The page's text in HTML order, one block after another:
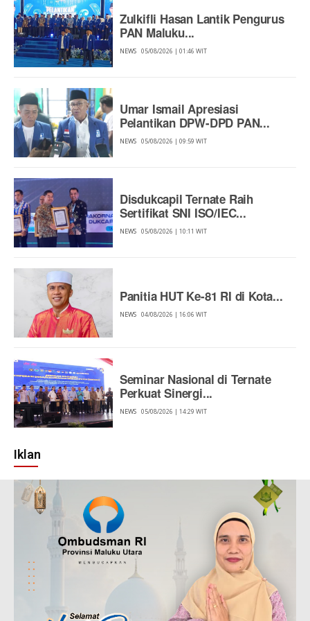
Zulkifli Hasan Lantik Pengurus
PAN Maluku...
NEWS 05/08/2026 | 01:46 WIT
Umar Ismail Apresiasi
Pelantikan DPW-DPD PAN...
NEWS 05/08/2026 | 09:59 WIT
Disdukcapil Ternate Raih
Sertifikat SNI ISO/IEC...
NEWS 05/08/2026 | 10:11 WIT
Panitia HUT Ke-81 RI di Kota...
NEWS 04/08/2026 | 16:06 WIT
Seminar Nasional di Ternate
Perkuat Sinergi...
NEWS 05/08/2026 | 14:29 WIT
Iklan